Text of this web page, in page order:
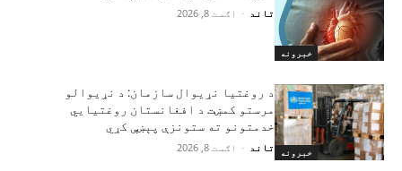
خبرونه
تاند - اګست 8, 2026
خبرونه
د روغتیا نړیوال سازمان: د نړیوالو
مرستو کمښت د افغانستان روغتیايي
خدمتونو ته ستونزې پېښې کړي
تاند - اګست 8, 2026